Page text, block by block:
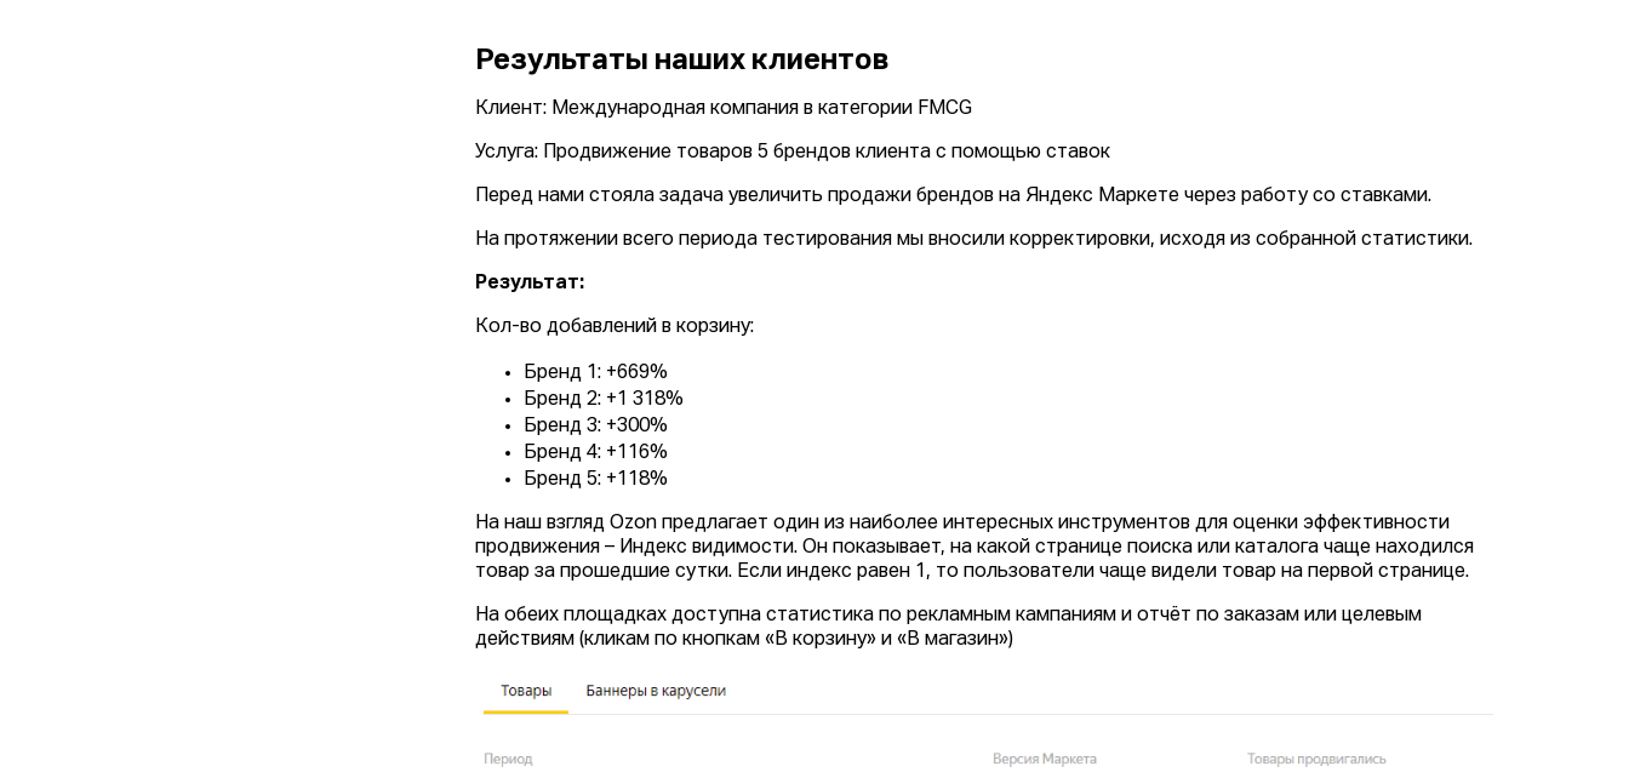
Результаты наших клиентов
Клиент: Международная компания в категории FMCG
Услуга: Продвижение товаров 5 брендов клиента с помощью ставок
Перед нами стояла задача увеличить продажи брендов на Яндекс Маркете через работу со ставками.
На протяжении всего периода тестирования мы вносили корректировки, исходя из собранной статистики.
Результат:
Кол-во добавлений в корзину:
Бренд 1: +669%
Бренд 2: +1 318%
Бренд 3: +300%
Бренд 4: +116%
Бренд 5: +118%
На наш взгляд Ozon предлагает один из наиболее интересных инструментов для оценки эффективности
продвижения – Индекс видимости. Он показывает, на какой странице поиска или каталога чаще находился
товар за прошедшие сутки. Если индекс равен 1, то пользователи чаще видели товар на первой странице.
На обеих площадках доступна статистика по рекламным кампаниям и отчёт по заказам или целевым
действиям (кликам по кнопкам «В корзину» и «В магазин»)